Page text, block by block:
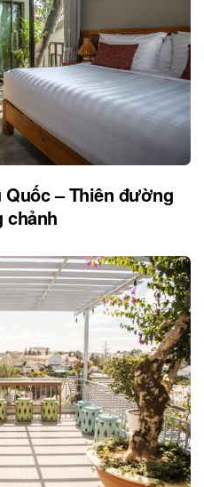
Quốc – Thiên đường
chảnh